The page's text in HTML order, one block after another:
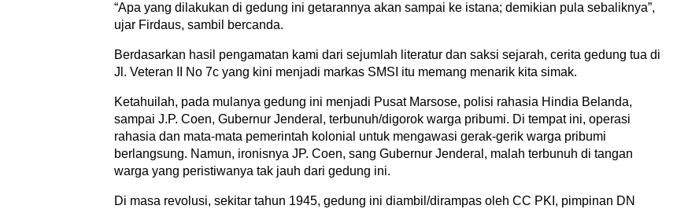
“Apa yang dilakukan di gedung ini getarannya akan sampai ke istana; demikian pula sebaliknya”,
ujar Firdaus, sambil bercanda.
Berdasarkan hasil pengamatan kami dari sejumlah literatur dan saksi sejarah, cerita gedung tua di
Jl. Veteran II No 7c yang kini menjadi markas SMSI itu memang menarik kita simak.
Ketahuilah, pada mulanya gedung ini menjadi Pusat Marsose, polisi rahasia Hindia Belanda,
sampai J.P. Coen, Gubernur Jenderal, terbunuh/digorok warga pribumi. Di tempat ini, operasi
rahasia dan mata-mata pemerintah kolonial untuk mengawasi gerak-gerik warga pribumi
berlangsung. Namun, ironisnya JP. Coen, sang Gubernur Jenderal, malah terbunuh di tangan
warga yang peristiwanya tak jauh dari gedung ini.
Di masa revolusi, sekitar tahun 1945, gedung ini diambil/dirampas oleh CC PKI, pimpinan DN